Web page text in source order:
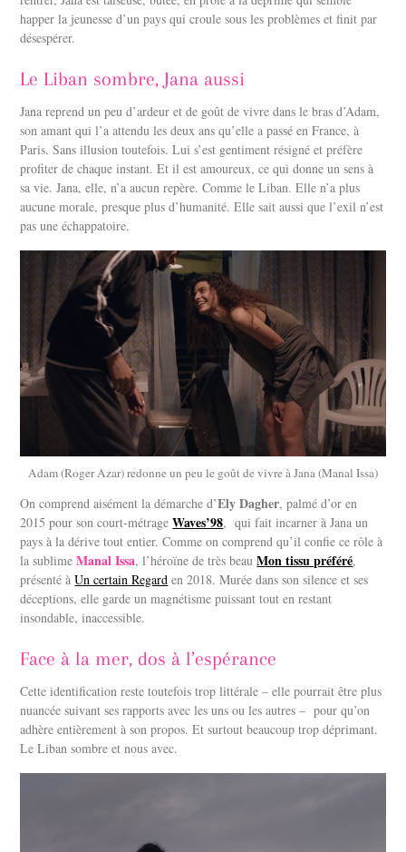
happer la jeunesse d’un pays qui croule sous les problèmes et finit par
désespérer.
Le Liban sombre, Jana aussi
Jana reprend un peu d’ardeur et de goût de vivre dans le bras d’Adam,
son amant qui l’a attendu les deux ans qu’elle a passé en France, à
Paris. Sans illusion toutefois. Lui s’est gentiment résigné et préfère
profiter de chaque instant. Et il est amoureux, ce qui donne un sens à
sa vie. Jana, elle, n’a aucun repère. Comme le Liban. Elle n’a plus
aucune morale, presque plus d’humanité. Elle sait aussi que l’exil n’est
pas une échappatoire.
Adam (Roger Azar) redonne un peu le goût de vivre à Jana (Manal Issa)
On comprend aisément la démarche d’Ely Dagher, palmé d’or en
2015 pour son court-métrageWaves’98, qui fait incarner à Jana un
pays à la dérive tout entier. Comme on comprend qu’il confie ce rôle à
la sublimeManal Issa, l’héroïne de très beauMon tissu préféré,
présenté àUn certain Regard en 2018. Murée dans son silence et ses
déceptions, elle garde un magnétisme puissant tout en restant
insondable, inaccessible.
Face à la mer, dos à l’espérance
Cette identification reste toutefois trop littérale – elle pourrait être plus
nuancée suivant ses rapports avec les uns ou les autres – pour qu’on
adhère entièrement à son propos. Et surtout beaucoup trop déprimant.
Le Liban sombre et nous avec.